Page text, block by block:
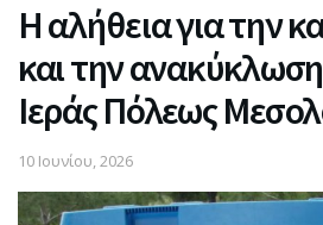
Η αλήθεια για την
και την
Ιεράς Πόλεως
10 Ιουνίου, 2026